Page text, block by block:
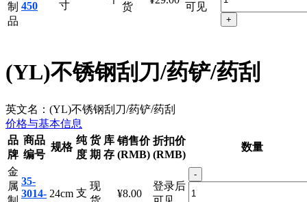
属
制
TA500-
450mm/18
现
登录后
(YL)不锈钢刮刀/药铲/药刮
英文名：(YL)不锈钢刮刀/药铲/药刮
价格与基本信息
品
牌
商品
编号
纯 货 库 销售价 折扣价
金
-